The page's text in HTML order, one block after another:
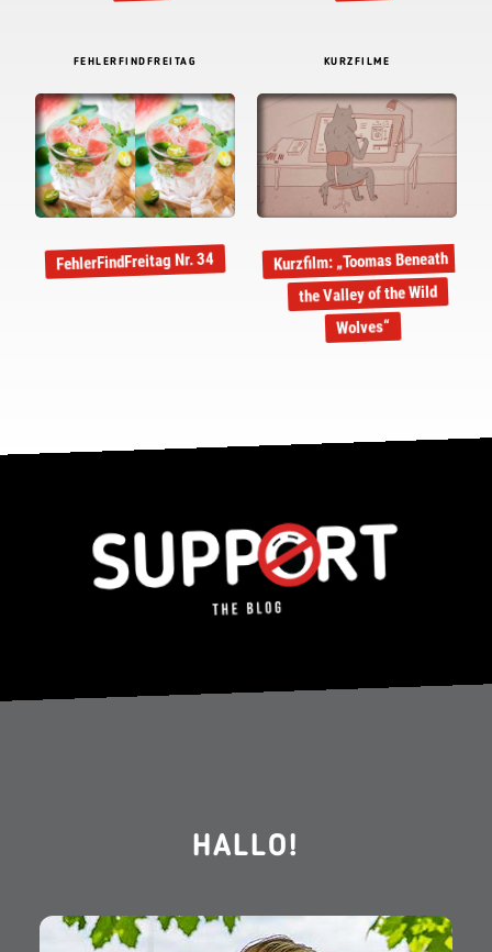
FEHLERFINDFREITAG
FehlerFindFreitag Nr. 34
KURZFILME
Kurzfilm: „Toomas Beneath
the Valley of the Wild
Wolves“
HALLO!